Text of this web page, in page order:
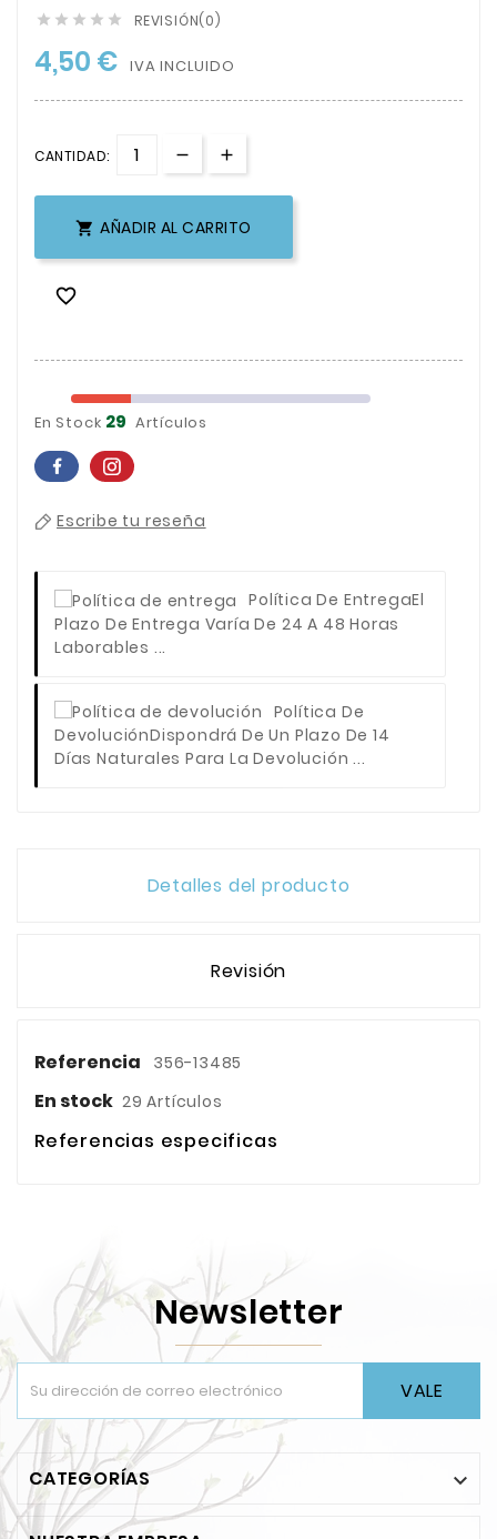
     REVISIÓN(0)
4,50 € IVA INCLUIDO
CANTIDAD:
 AÑADIR AL CARRITO

En Stock 29 Artículos
Escribe tu reseña
Política De EntregaEl
Plazo De Entrega Varía De 24 A 48 Horas
Laborables ...
Política De
DevoluciónDispondrá De Un Plazo De 14
Días Naturales Para La Devolución ...
Detalles del producto
Revisión
Referencia 356-13485
En stock 29 Artículos
Referencias especificas
Newsletter
VALE
CATEGORÍAS 